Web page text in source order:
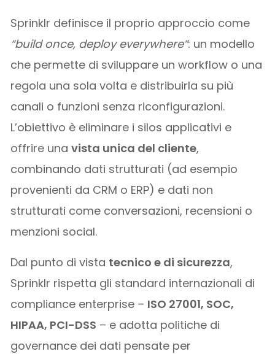
Sprinklr definisce il proprio approccio come
“build once, deploy everywhere”: un modello
che permette di sviluppare un workflow o una
regola una sola volta e distribuirla su più
canali o funzioni senza riconfigurazioni.
L’obiettivo è eliminare i silos applicativi e
offrire unavista unica del cliente,
combinando dati strutturati (ad esempio
provenienti da CRM o ERP) e dati non
strutturati come conversazioni, recensioni o
menzioni social.
Dal punto di vista tecnico e di sicurezza,
Sprinklr rispetta gli standard internazionali di
compliance enterprise – ISO 27001, SOC,
HIPAA, PCI-DSS – e adotta politiche di
governance dei dati pensate per